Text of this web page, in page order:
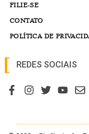
FILIE-SE
CONTATO
POLÍTICA DE
REDES SOCIAIS